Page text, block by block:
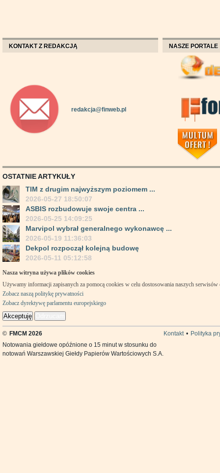
KONTAKT Z REDAKCJĄ
redakcja@finweb.pl
NASZE PORTALE
OSTATNIE ARTYKUŁY
TIM z drugim najwyższym poziomem ...
2026-05-27 18:50:07
ASBIS rozbudowuje swoje centra ...
2026-05-25 14:09:25
Marvipol wybrał generalnego wykonawcę ...
2026-05-19 11:36:03
Dekpol rozpoczął kolejną budowę
2026-05-11 05:12:58
Nasza witryna używa plików cookies
Używamy informacji zapisanych za pomocą cookies w celu dostosowania naszych
Zobacz naszą politykę prywatności
Zobacz dyrektywę parlamentu europejskiego
Akceptuję
© FMCM 2026 Kontakt • Polityka
Notowania giełdowe opóźnione o 15 minut w stosunku do
notowań Warszawskiej Giełdy Papierów Wartościowych S.A.